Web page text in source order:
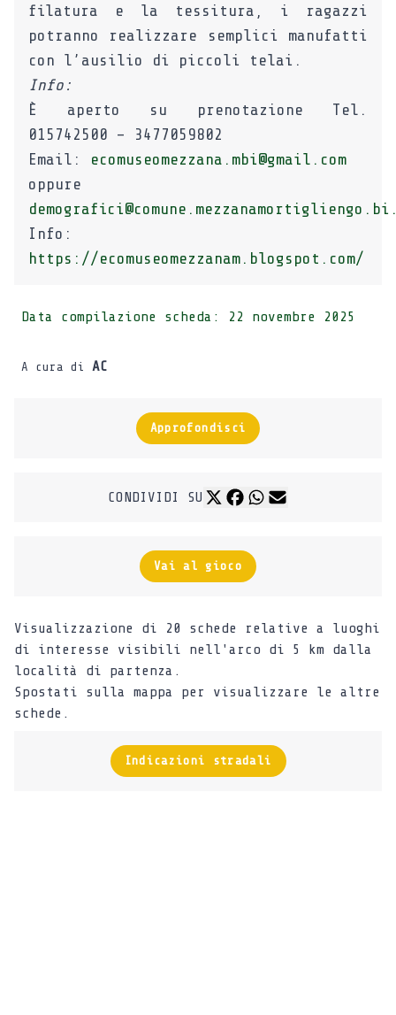
filatura e la tessitura, i ragazzi
potranno realizzare semplici manufatti
con l’ausilio di piccoli telai.
Info:
È aperto su prenotazione Tel.
015742500 – 3477059802
Email: ecomuseomezzana.mbi@gmail.com
oppure
Info:
https://ecomuseomezzanam.blogspot.com/
Data compilazione scheda: 22 novembre 2025
A cura di AC
Approfondisci
CONDIVIDI SU
Vai al gioco
Visualizzazione di 20 schede relative a luoghi
di interesse visibili nell'arco di 5 km dalla
località di partenza.
Spostati sulla mappa per visualizzare le altre
schede.
Indicazioni stradali